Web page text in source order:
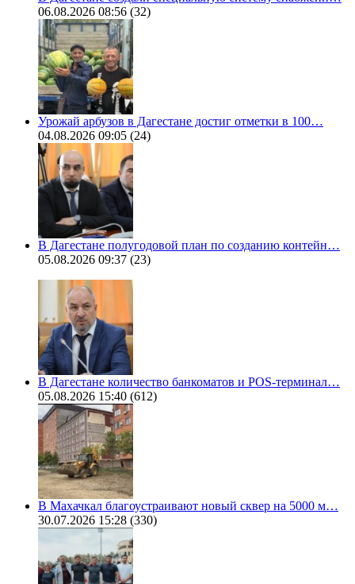
06.08.2026 08:56 (32)
Урожай арбузов в Дагестане достиг отметки в 100…
04.08.2026 09:05 (24)
В Дагестане полугодовой план по созданию контейн…
05.08.2026 09:37 (23)
В Дагестане количество банкоматов и POS-терминал…
05.08.2026 15:40 (612)
В Махачкал благоустраивают новый сквер на 5000 м…
30.07.2026 15:28 (330)